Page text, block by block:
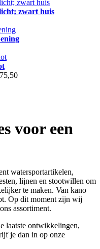
zwart huis
voor een
watersportartikelen,
lijnen en stootwillen om
te maken. Van kano
Op dit moment zijn wij
assortiment.
laatste ontwikkelingen,
je dan in op onze